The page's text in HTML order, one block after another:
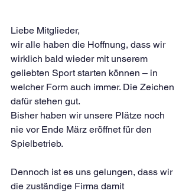
Liebe Mitglieder,
wir alle haben die Hoffnung, dass wir
wirklich bald wieder mit unserem
geliebten Sport starten können – in
welcher Form auch immer. Die Zeichen
dafür stehen gut.
Bisher haben wir unsere Plätze noch
nie vor Ende März eröffnet für den
Spielbetrieb.
Dennoch ist es uns gelungen, dass wir
die zuständige Firma damit